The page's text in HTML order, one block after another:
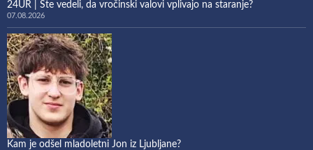
24UR | Ste vedeli, da vročinski valovi vplivajo na staranje?
07.08.2026
Kam je odšel mladoletni Jon iz Ljubljane?